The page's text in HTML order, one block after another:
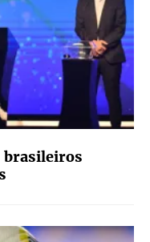
brasileiros